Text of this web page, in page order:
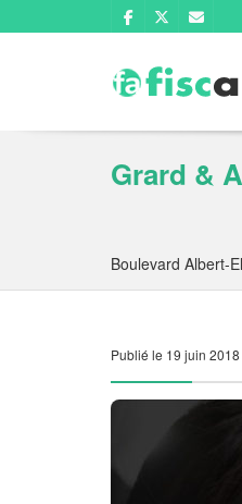
Grard &
Boulevard Albert-
Publié le 19 juin